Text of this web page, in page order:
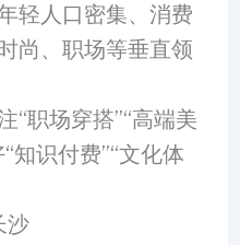
轻人口密集、消费
尚、职场等垂直领
“职场穿搭”“高端美
知识付费”“文化体
沙